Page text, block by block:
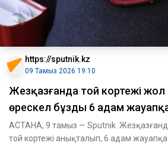
https://sputnik.kz
09 Тамыз 2026 19:10
Жезқазғанда той кортежі жол
өрескел бұзды 6 адам
АСТАНА, 9 тамыз — Sputnik.
той кортежі анықталып, 6 адам